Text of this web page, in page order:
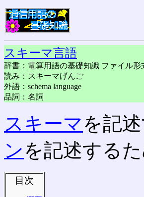
スキーマ言語
辞書：電算用語の基礎知識 ファイル形
読み：スキーマげんご
外語：schema language
品詞：名詞
スキーマを記
ンを記述する
目次